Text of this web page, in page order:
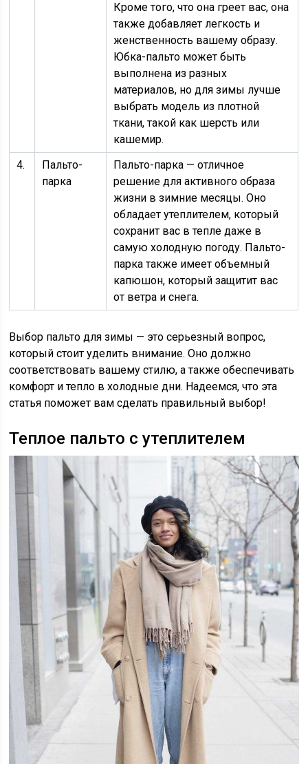
Кроме того, что она греет вас, она
также добавляет легкость и
женственность вашему образу.
Юбка-пальто может быть
выполнена из разных
материалов, но для зимы лучше
выбрать модель из плотной
ткани, такой как шерсть или
кашемир.
4.
Пальто-
парка
Пальто-парка — отличное
решение для активного образа
жизни в зимние месяцы. Оно
обладает утеплителем, который
сохранит вас в тепле даже в
самую холодную погоду. Пальто-
парка также имеет объемный
капюшон, который защитит вас
от ветра и снега.
Выбор пальто для зимы — это серьезный вопрос,
который стоит уделить внимание. Оно должно
соответствовать вашему стилю, а также обеспечивать
комфорт и тепло в холодные дни. Надеемся, что эта
статья поможет вам сделать правильный выбор!
Теплое пальто с утеплителем